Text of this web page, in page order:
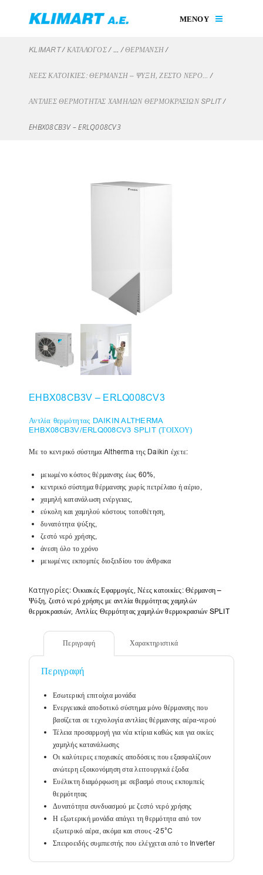
ΜΕΝΟΥ
KLIMART/ΚΑΤΑΛΟΓΟΣ/... /ΘΈΡΜΑΝΣΗ/
ΝΈΕΣ ΚΑΤΟΙΚΊΕΣ: ΘΈΡΜΑΝΣΗ – ΨΎΞΗ, ΖΕΣΤΌ ΝΕΡΌ... /
ΑΝΤΛΊΕΣ ΘΕΡΜΌΤΗΤΑΣ ΧΑΜΗΛΏΝ ΘΕΡΜΟΚΡΑΣΙΏΝ SPLIT/
EHBX08CB3V – ERLQ008CV3
EHBX08CB3V – ERLQ008CV3
Αντλία θερμότητας DAIKIN ALTHERMA
EHBX08CB3V/ERLQ008CV3 SPLIT (ΤΟΙΧΟΥ)
Με το κεντρικό σύστημα Altherma της Daikin έχετε:
μειωμένο κόστος θέρμανσης έως 60%,
κεντρικό σύστημα θέρμανσης χωρίς πετρέλαιο ή αέριο,
χαμηλή κατανάλωση ενέργειας,
εύκολη και χαμηλού κόστους τοποθέτηση,
δυνατότητα ψύξης,
ζεστό νερό χρήσης,
άνεση όλο το χρόνο
μειωμένες εκπομπές διοξειδίου του άνθρακα
Κατηγορίες: Οικιακές Εφαρμογές, Νέες κατοικίες: Θέρμανση –
Ψύξη, ζεστό νερό χρήσης με αντλία θερμότητας χαμηλών
θερμοκρασιών, Αντλίες Θερμότητας χαμηλών θερμοκρασιών SPLIT
Περιγραφή Χαρακτηριστικά
Περιγραφή
Εσωτερική επιτοίχια μονάδα
Ενεργειακά αποδοτικό σύστημα μόνο θέρμανσης που
βασίζεται σε τεχνολογία αντλίας θέρμανσης αέρα-νερού
Τέλεια προσαρμογή για νέα κτίρια καθώς και για οικίες
χαμηλής κατανάλωσης
Οι καλύτερες εποχιακές αποδόσεις που εξασφαλίζουν
ανώτερη εξοικονόμηση στα λειτουργικά έξοδα
Ευέλικτη διαμόρφωση με σεβασμό στους εκπομπείς
θερμότητας
Δυνατότητα συνδυασμού με ζεστό νερό χρήσης
Η εξωτερική μονάδα απάγει τη θερμότητα από τον
εξωτερικό αέρα, ακόμα και στους -25°C
Σπειροειδής συμπιεστής που ελέγχεται από το Inverter